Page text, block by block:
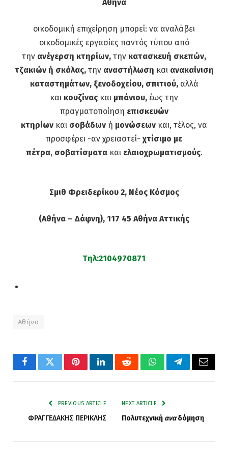
Αθήνα
οικοδομική επιχείρηση μπορεί: να αναλάβει
οικοδομικές εργασίες παντός τύπου από
την ανέγερση κτηρίων, την κατασκευή σκεπών,
τζακιών ή σκάλας, την αναστήλωση και ανακαίνιση
καταστημάτων, ξενοδοχείου, σπιτιού, αλλά
και κουζίνας και μπάνιου, έως την
πραγματοποίηση επισκευών
κτηρίων και σοβάδων ή μονώσεων και, τέλος, να
προσφέρει -αν χρειαστεί- χτίσιμο με
πέτρα, σοβατίσματα και ελαιοχρωματισμούς.
Σμιθ Φρειδερίκου 2, Νέος Κόσμος
(Αθήνα – Δάφνη), 117 45 Αθήνα Αττικής
Τηλ:2104970871
Αθήνα
FacebookTwitterPinterestLinkedInRedditWhatsAppTelegramEmail
PREVIOUS ARTICLE
ΦΡΑΓΓΕΔΑΚΗΣ ΠΕΡΙΚΛΗΣ
NEXT ARTICLE
Πολυτεχνική αναδόμηση